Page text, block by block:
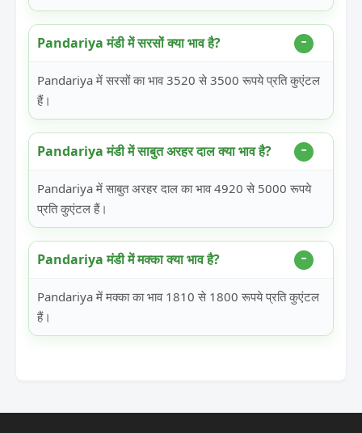
Pandariya मंडी में सरसों क्या भाव है?
Pandariya में सरसों का भाव 3520 से 3500 रूपये प्रति कुएंटल
हैं।
Pandariya मंडी में साबुत अरहर दाल क्या भाव है?
Pandariya में साबुत अरहर दाल का भाव 4920 से 5000 रूपये
प्रति कुएंटल हैं।
Pandariya मंडी में मक्का क्या भाव है?
Pandariya में मक्का का भाव 1810 से 1800 रूपये प्रति कुएंटल
हैं।